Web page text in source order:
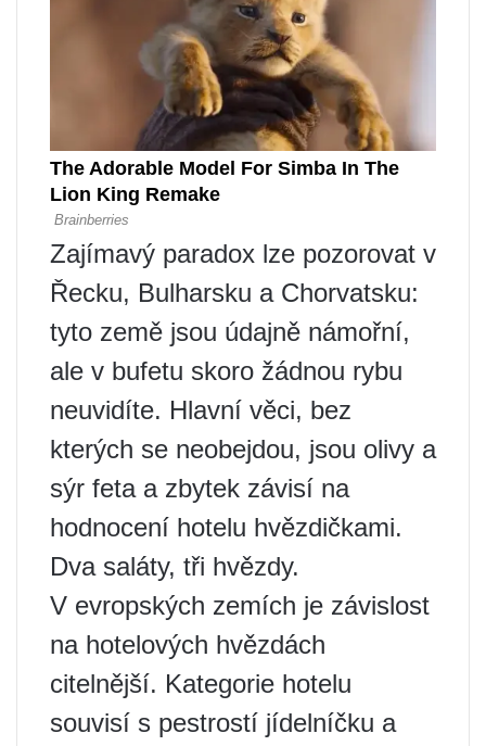
Zajímavý paradox lze pozorovat v
Řecku, Bulharsku a Chorvatsku:
tyto země jsou údajně námořní,
ale v bufetu skoro žádnou rybu
neuvidíte. Hlavní věci, bez
kterých se neobejdou, jsou olivy a
sýr feta a zbytek závisí na
hodnocení hotelu hvězdičkami.
Dva saláty, tři hvězdy.
V evropských zemích je závislost
na hotelových hvězdách
citelnější. Kategorie hotelu
souvisí s pestrostí jídelníčku a